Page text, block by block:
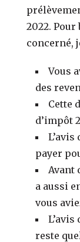
2022.
concerné,
Vous
des
Cette
d’impôt
payer
Avant
a aussi
vous
reste